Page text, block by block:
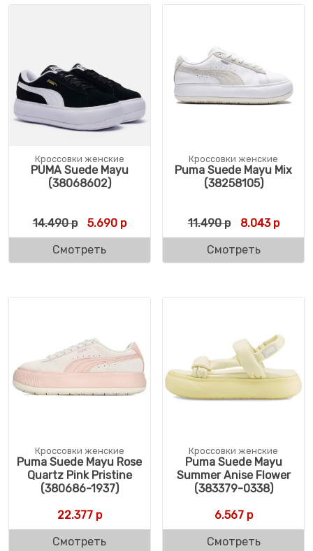
Кроссовки женские
PUMA Suede Mayu
(38068602)
14.490р Первоначальная цена составляла 14.490
5.690рТекущая цена: 5.690 р.
Смотреть
Кроссовки женские
Puma Suede Mayu Mix
(38258105)
11.490р 8.043р
Смотреть
Кроссовки женские
Puma Suede Mayu Rose
Quartz Pink Pristine
(380686-1937)
22.377р
Смотреть
Кроссовки женские
Puma Suede Mayu
Summer Anise Flower
(383379-0338)
6.567р
Смотреть